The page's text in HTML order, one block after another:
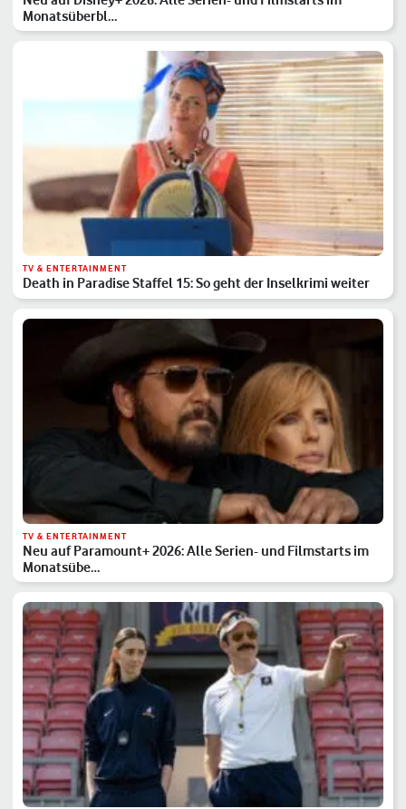
Monatsüberbl…
TV & ENTERTAINMENT
Death in Paradise Staffel 15: So geht der Inselkrimi weiter
TV & ENTERTAINMENT
Neu auf Paramount+ 2026: Alle Serien- und Filmstarts im
Monatsübe…